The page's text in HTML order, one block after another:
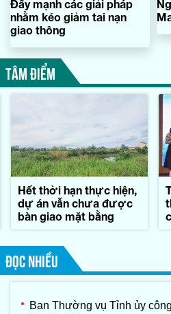
Đẩy mạnh các giải pháp
nhằm kéo giảm tai nạn
giao thông
TÂM ĐIỂM
Hết thời hạn thực hiện,
dự án vẫn chưa được
bàn giao mặt bằng
ĐỌC NHIỀU
Ban Thường vụ Tỉnh ủy